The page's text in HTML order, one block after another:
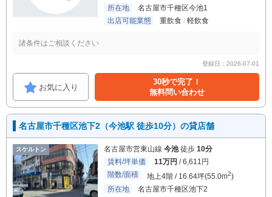
所在地
名古屋市千種区今池1
出店可能業態
重飲食 軽飲食
諸条件はご相談ください
登録日：2026-07-01
お気に入り
30秒で完了！
無料問い合わせ
名古屋市千種区池下2（今池駅 徒歩10分）の貸店舗
スケルトン 名古屋市営東山線 今池徒歩 10分
賃料/坪単価
11万円 / 6,611円
階数/面積
地上4階 / 16.64坪(55.0m2)
所在地
名古屋市千種区池下2